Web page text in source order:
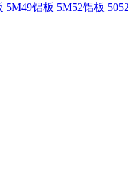
5M49铝板 5M52铝板